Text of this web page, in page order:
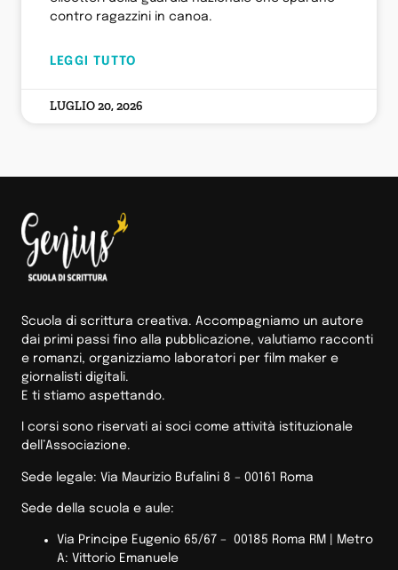
contro ragazzini in canoa.
LEGGI TUTTO
LUGLIO 20, 2026
Scuola di scrittura creativa. Accompagniamo un autore
dai primi passi fino alla pubblicazione, valutiamo racconti
e romanzi, organizziamo laboratori per film maker e
giornalisti digitali.
E ti stiamo aspettando.
I corsi sono riservati ai soci come attività istituzionale
dell’Associazione.
Sede legale: Via Maurizio Bufalini 8 – 00161 Roma
Sede della scuola e aule:
Via Principe Eugenio 65/67 – 00185 Roma RM |
Metro
A: Vittorio Emanuele